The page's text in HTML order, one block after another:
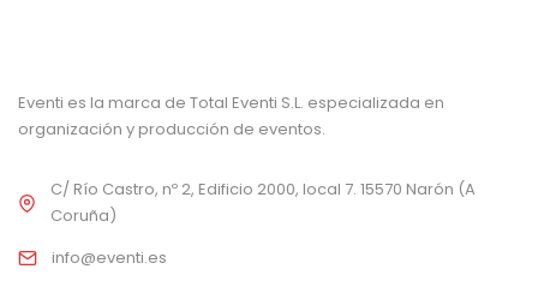
Eventi es la marca de Total Eventi S.L. especializada en
organización y producción de eventos.
C/ Río Castro, nº 2, Edificio 2000, local 7. 15570 Narón (A
Coruña)
info@eventi.es